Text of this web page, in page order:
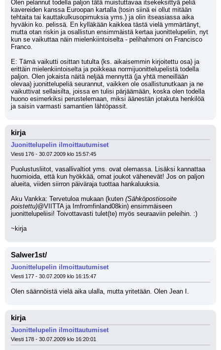
Olen pelannut todella paljon tätä muistuttavaa itsekeksittyä peliä
kavereiden kanssa Euroopan kartalla (tosin siinä ei ollut mitään
tehtaita tai kauttakulkusopimuksia yms.) ja olin itseasiassa aika
hyväkin ko. pelissä. En kylläkään kaikkea tästä vielä ymmärtänyt,
mutta otan riskin ja osallistun ensimmäistä kertaa juonittelupeliin, nyt
kun se vaikuttaa näin mielenkiintoiselta - pelihahmoni on Francisco
Franco.
E: Tämä vaikutti osittan tutulta (ks. aikaisemmin kirjoitettu osa) ja
erittäin mielenkiintoiselta ja poikkeaa normijuonittelupelistä todella
paljon. Olen jokaista näitä neljää mennyttä (ja yhtä meneillään
olevaa) juonittelupeliä seurannut, vaikken ole osallistunutkaan ja ne
vaikuttivat sellaisilta, joissa en tulisi pärjäämään, koska olen todella
huono esimerkiksi perustelemaan, miksi äänestän jotakuta henkilöä
ja saisin varmasti samantien lähtöpassit.
kirja
Juonittelupelin ilmoittautumiset
Viesti 176 - 30.07.2009 klo 15:57:45
Puolustusliitot, vasallivaltiot yms. ovat olemassa. Lisäksi kannattaa
huomioida, että kun hyökkää, omat joukot vähenevät! Jos on paljon
alueita, viiden siirron päiväraja tuottaa hankaluuksia.
Aku Vankka: Tervetuloa mukaan (kuten (Sähköpostiosoite
poistettu)@VIITTA ja Imfromfinland08kin) ensimmäiseen
juonittelupeliisi! Toivottavasti tulet(te) myös seuraaviin peleihin. :)
~kirja
Salwer1st/
Juonittelupelin ilmoittautumiset
Viesti 177 - 30.07.2009 klo 16:15:47
Olen säännöistä vielä aika ulalla, mutta yritetään. Olen Jean I.
kirja
Juonittelupelin ilmoittautumiset
Viesti 178 - 30.07.2009 klo 16:20:01